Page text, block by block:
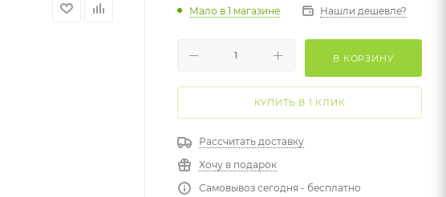
Мало в 1 магазине Нашли дешевле?
В КОРЗИНУ
КУПИТЬ В 1 КЛИК
Рассчитать доставку
Хочу в подарок
Самовывоз сегодня - бесплатно